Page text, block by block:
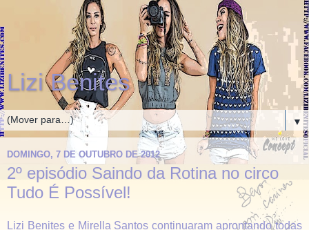
Lizi Benites
▼
DOMINGO, 7 DE OUTUBRO DE 2012
2º episódio Saindo da Rotina no circo
Tudo É Possível!
Lizi Benites e Mirella Santos continuaram aprontando todas